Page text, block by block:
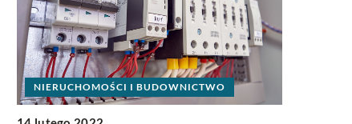
NIERUCHOMOŚCI I BUDOWNICTWO